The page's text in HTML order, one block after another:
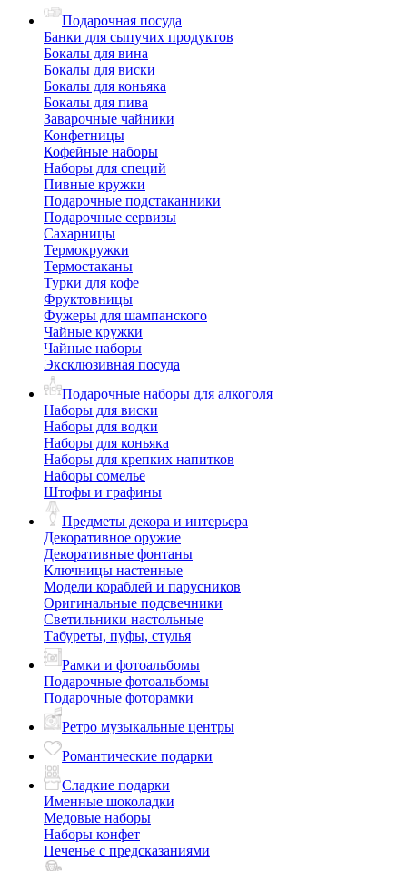
Подарочная посуда
Банки для сыпучих продуктов
Бокалы для вина
Бокалы для виски
Бокалы для коньяка
Бокалы для пива
Заварочные чайники
Конфетницы
Кофейные наборы
Наборы для специй
Пивные кружки
Подарочные подстаканники
Подарочные сервизы
Сахарницы
Термокружки
Термостаканы
Турки для кофе
Фруктовницы
Фужеры для шампанского
Чайные кружки
Чайные наборы
Эксклюзивная посуда
Подарочные наборы для алкоголя
Наборы для виски
Наборы для водки
Наборы для коньяка
Наборы для крепких напитков
Наборы сомелье
Штофы и графины
Предметы декора и интерьера
Декоративное оружие
Декоративные фонтаны
Ключницы настенные
Модели кораблей и парусников
Оригинальные подсвечники
Светильники настольные
Табуреты, пуфы, стулья
Рамки и фотоальбомы
Подарочные фотоальбомы
Подарочные фоторамки
Ретро музыкальные центры
Романтические подарки
Сладкие подарки
Именные шоколадки
Медовые наборы
Наборы конфет
Печенье с предсказаниями